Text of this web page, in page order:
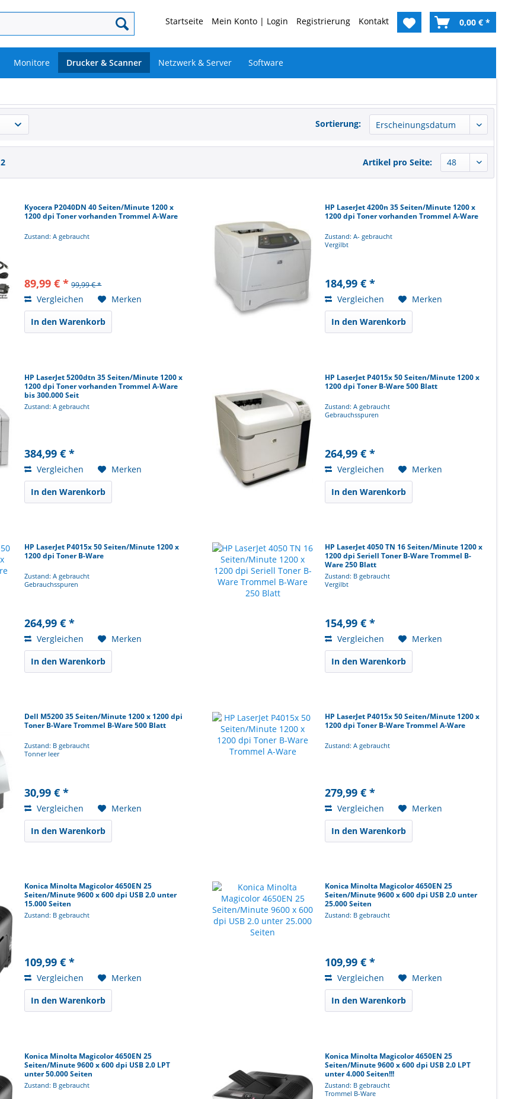
Startseite Mein Konto | Login Registrierung Kontakt 0,00 € *
Monitore Drucker & Scanner Netzwerk & Server Software
Sortierung:
2 Artikel pro Seite:
Kyocera P2040DN 40 Seiten/Minute 1200 x
1200 dpi Toner vorhanden Trommel A-Ware
Zustand: A gebraucht
89,99 € * 99,99 € *
Vergleichen
Merken
In den Warenkorb
HP LaserJet 4200n 35 Seiten/Minute 1200 x
1200 dpi Toner vorhanden Trommel A-Ware
Zustand: A- gebraucht
Vergilbt
184,99 € *
Vergleichen
Merken
In den Warenkorb
HP LaserJet 5200dtn 35 Seiten/Minute 1200 x
1200 dpi Toner vorhanden Trommel A-Ware
bis 300.000 Seit
Zustand: A gebraucht
384,99 € *
Vergleichen
Merken
In den Warenkorb
HP LaserJet P4015x 50 Seiten/Minute 1200 x
1200 dpi Toner B-Ware 500 Blatt
Zustand: A gebraucht
Gebrauchsspuren
264,99 € *
Vergleichen
Merken
In den Warenkorb
HP LaserJet P4015x 50 Seiten/Minute 1200 x
1200 dpi Toner B-Ware
Zustand: A gebraucht
Gebrauchsspuren
264,99 € *
Vergleichen
Merken
In den Warenkorb
HP LaserJet 4050 TN 16 Seiten/Minute 1200 x
1200 dpi Seriell Toner B-Ware Trommel B-
Ware 250 Blatt
Zustand: B gebraucht
Vergilbt
154,99 € *
Vergleichen
Merken
In den Warenkorb
Dell M5200 35 Seiten/Minute 1200 x 1200 dpi
Toner B-Ware Trommel B-Ware 500 Blatt
Zustand: B gebraucht
Tonner leer
30,99 € *
Vergleichen
Merken
In den Warenkorb
HP LaserJet P4015x 50 Seiten/Minute 1200 x
1200 dpi Toner B-Ware Trommel A-Ware
Zustand: A gebraucht
279,99 € *
Vergleichen
Merken
In den Warenkorb
Konica Minolta Magicolor 4650EN 25
Seiten/Minute 9600 x 600 dpi USB 2.0 unter
15.000 Seiten
Zustand: B gebraucht
109,99 € *
Vergleichen
Merken
In den Warenkorb
Konica Minolta Magicolor 4650EN 25
Seiten/Minute 9600 x 600 dpi USB 2.0 unter
25.000 Seiten
Zustand: B gebraucht
109,99 € *
Vergleichen
Merken
In den Warenkorb
Konica Minolta Magicolor 4650EN 25
Seiten/Minute 9600 x 600 dpi USB 2.0 LPT
unter 50.000 Seiten
Zustand: B gebraucht
Konica Minolta Magicolor 4650EN 25
Seiten/Minute 9600 x 600 dpi USB 2.0 LPT
unter 4.000 Seiten!!!
Zustand: B gebraucht
Trommel B-Ware